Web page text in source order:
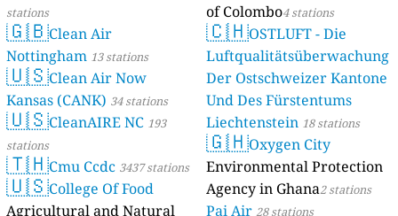
stations
🇬🇧Clean Air
Nottingham 13 stations
🇺🇸Clean Air Now
Kansas (CANK) 34 stations
🇺🇸CleanAIRE NC 193
stations
🇹🇭Cmu Ccdc 3437 stations
🇺🇸College Of Food
Agricultural and Natural
of Colombo4 stations
🇨🇭OSTLUFT - Die
Luftqualitätsüberwachung
Der Ostschweizer Kantone
Und Des Fürstentums
Liechtenstein 18 stations
🇬🇭Oxygen City
Environmental Protection
Agency in Ghana2 stations
Pai Air 28 stations